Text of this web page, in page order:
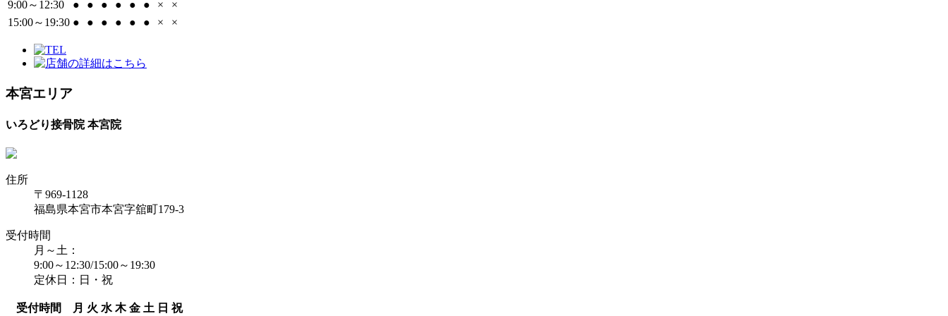
9:00～12:30
● ● ● ● ● ● ×
×
15:00～19:30 ● ● ● ● ● ● × ×
本宮エリア
いろどり接骨院 本宮院
住所
〒969-1128
福島県本宮市本宮字舘町179-3
受付時間
月～土：
9:00～12:30/15:00～19:30
定休日：日・祝
受付時間 月 火 水 木 金 土 日 祝